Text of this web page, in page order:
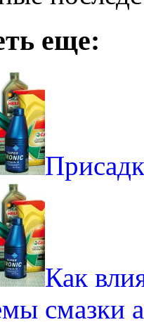
еще:
Как
смазки